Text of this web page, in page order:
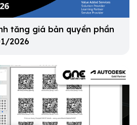
tăng giá bản quyền phần
2026